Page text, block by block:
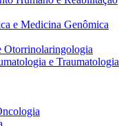
e Medicina Genômica
Otorrinolaringologia
e Traumatologia